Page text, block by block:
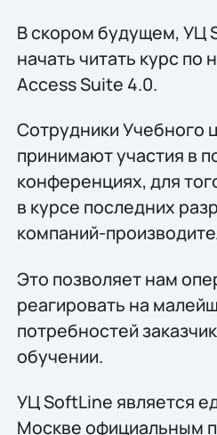
В скором будущем, УЦ
начать читать курс
Access Suite 4.0.
Сотрудники Учебного
принимают участия в
конференциях, для
в курсе последних
компаний-
Это позволяет нам
реагировать на
потребностей
обучении.
УЦ SoftLine является
Москве официальным